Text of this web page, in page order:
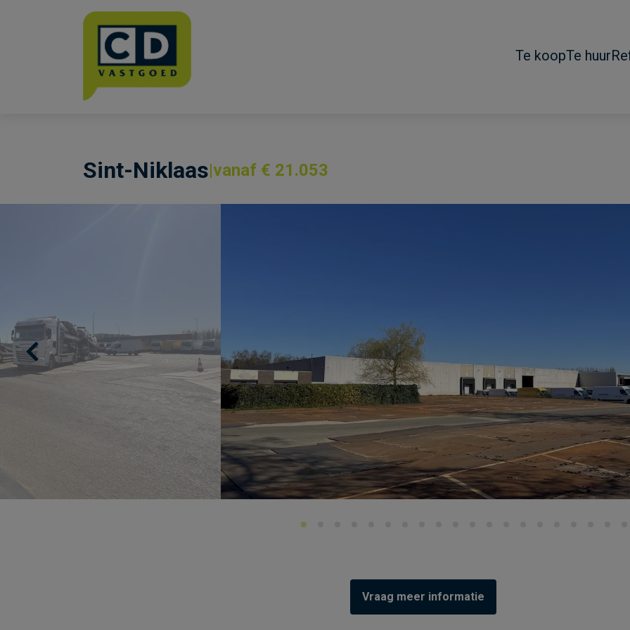
Menu overslaan en naar de inhoud gaan
Te koopTe huur
Sint-Niklaas vanaf € 21.053
Previous
Vraag meer informatie